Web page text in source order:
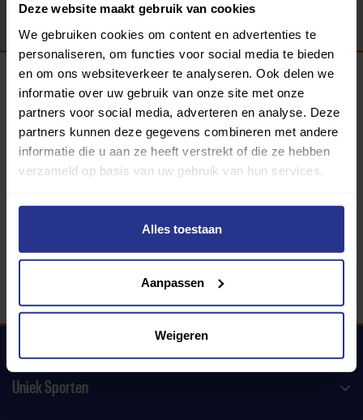
Deze website maakt gebruik van cookies
We gebruiken cookies om content en advertenties te
personaliseren, om functies voor social media te bieden
en om ons websiteverkeer te analyseren. Ook delen we
informatie over uw gebruik van onze site met onze
partners voor social media, adverteren en analyse. Deze
partners kunnen deze gegevens combineren met andere
informatie die u aan ze heeft verstrekt of die ze hebben
verzameld op basis van uw gebruik van hun services.
Alles toestaan
Aanpassen
Weigeren
Programma van:
340 gemeenten
Uniek Sporten